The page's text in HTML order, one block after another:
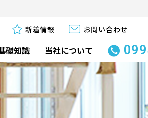
新着情報 お問い合わせ
礎知識 当社について